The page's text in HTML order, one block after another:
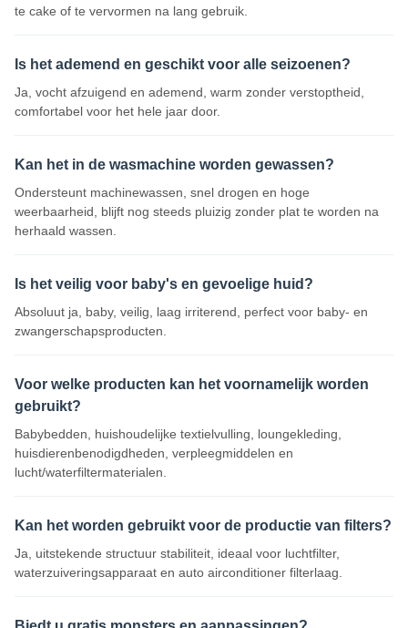
te cake of te vervormen na lang gebruik.
Is het ademend en geschikt voor alle seizoenen?
Ja, vocht afzuigend en ademend, warm zonder verstoptheid,
comfortabel voor het hele jaar door.
Kan het in de wasmachine worden gewassen?
Ondersteunt machinewassen, snel drogen en hoge
weerbaarheid, blijft nog steeds pluizig zonder plat te worden na
herhaald wassen.
Is het veilig voor baby's en gevoelige huid?
Absoluut ja, baby, veilig, laag irriterend, perfect voor baby- en
zwangerschapsproducten.
Voor welke producten kan het voornamelijk worden
gebruikt?
Babybedden, huishoudelijke textielvulling, loungekleding,
huisdierenbenodigdheden, verpleegmiddelen en
lucht/waterfiltermaterialen.
Kan het worden gebruikt voor de productie van filters?
Ja, uitstekende structuur stabiliteit, ideaal voor luchtfilter,
waterzuiveringsapparaat en auto airconditioner filterlaag.